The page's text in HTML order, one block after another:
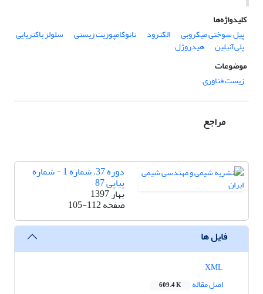
کلیدواژه‌ها
پیل سوختی میکروبی
الکترود نانوکامپوزیت زیستی سلولز باکتریایی
پلی‌آنیلین
هیدروژل
موضوعات
زیست فناوری
مراجع
دوره 37، شماره 1 - شماره
پیاپی 87
بهار 1397
صفحه105-112
فایل ها
اصل مقاله
609.4 K